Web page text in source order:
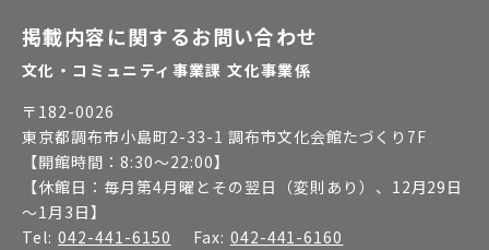
掲載内容に関するお問い合わせ
文化・コミュニティ事業課 文化事業係
〒 182-0026
東京都調布市小島町2-33-1 調布市文化会館たづくり7F
【開館時間： 8:30～22:00】
【休館日： 毎月第4月曜とその翌日（変則あり）、12月29日
～1月3日】
Tel: 042-441-6150 Fax: 042-441-6160